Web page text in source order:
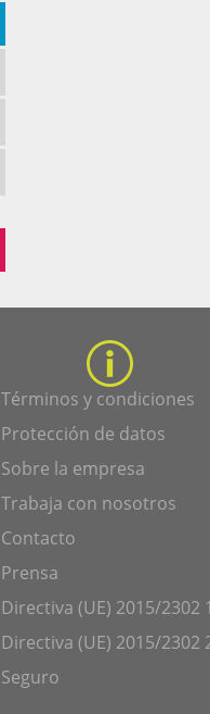
Términos y condiciones
Protección de datos
Sobre la empresa
Trabaja con nosotros
Contacto
Prensa
Directiva (UE) 2015/2302 1
Directiva (UE) 2015/2302
Seguro